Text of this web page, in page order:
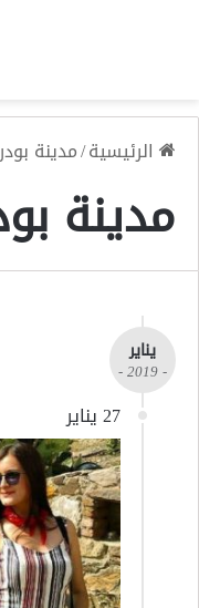
الرئيسية/مدينة
مدينة
يناير
- 2019 -
27 يناير